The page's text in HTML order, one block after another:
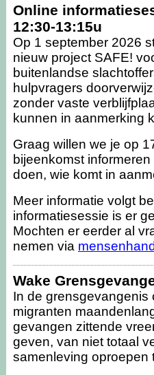
Online
12:30-13:15u
Op 1 september 2026
nieuw project SAFE!
buitenlandse
hulpvragers
zonder vaste
kunnen in aanmerking
Graag willen we je op
bijeenkomst
doen, wie komt in
Meer informatie volgt
informatiesessie is er
Mochten er eerder al
nemen via
Wake
In de grensgevangenis
migranten
gevangen zittende
geven, van niet totaal
samenleving oproepen